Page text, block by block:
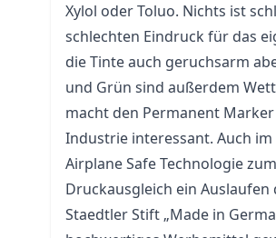
Xylol oder Toluo. Nichts ist
schlechten Eindruck für das
die Tinte auch geruchsarm
und Grün sind außerdem
macht den Permanent
Industrie interessant. Auch
Airplane Safe Technologie
Druckausgleich ein
StaedtlerStift „Made in